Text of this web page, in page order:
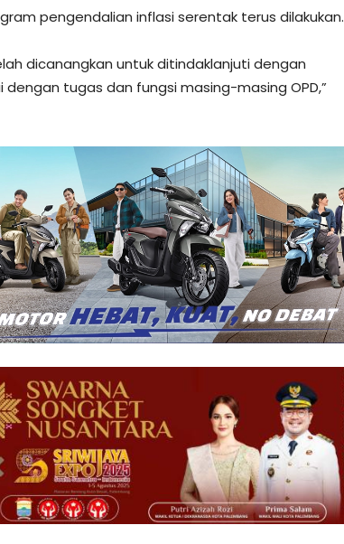
pengendalian inflasi serentak terus dilakukan.
dicanangkan untuk ditindaklanjuti dengan
tugas dan fungsi masing-masing OPD,”